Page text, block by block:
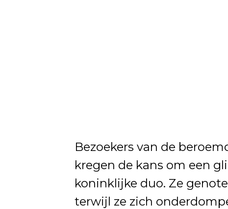
Bezoekers van de
kregen de kans om een
koninklijke duo. Ze
terwijl ze zich